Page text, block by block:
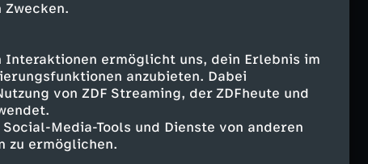
ermöglicht uns, dein Erlebnis im
anzubieten. Dabei
von ZDF Streaming, der ZDFheute und
Media-Tools und Dienste von anderen
zu ermöglichen.
Untertitel